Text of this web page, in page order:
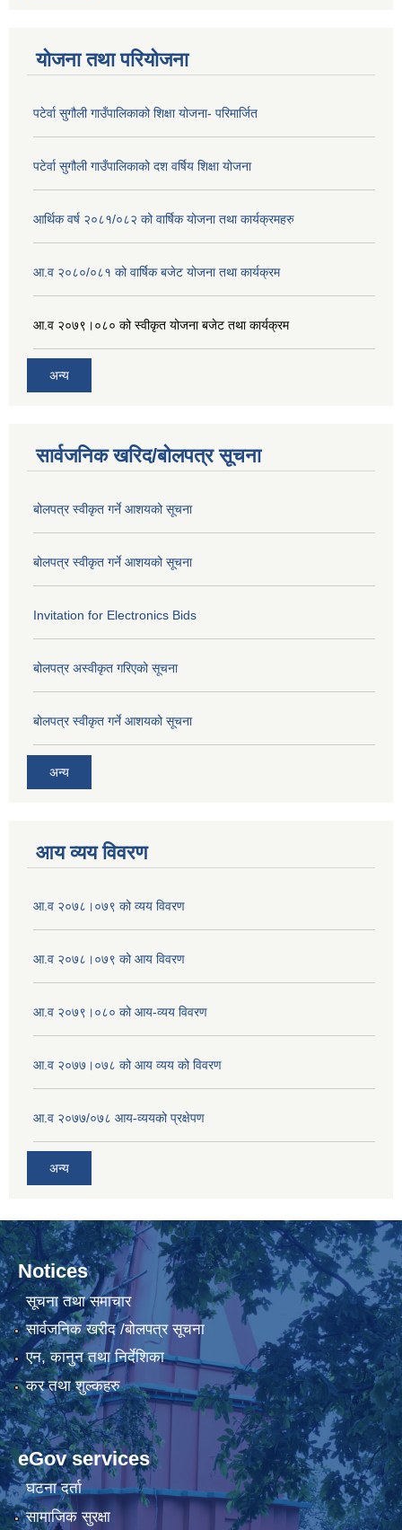
योजना तथा परियोजना
पटेर्वा सुगौली गाउँपालिकाको शिक्षा योजना- परिमार्जित
पटेर्वा सुगौली गाउँपालिकाको दश वर्षिय शिक्षा योजना
आर्थिक वर्ष २०८१/०८२ को वार्षिक योजना तथा कार्यक्रमहरु
आ.व २०८०/०८१ को वार्षिक बजेट योजना तथा कार्यक्रम
आ.व २०७९।०८० को स्वीकृत योजना बजेट तथा कार्यक्रम
अन्य
सार्वजनिक खरिद/बोलपत्र सूचना
बोलपत्र स्वीकृत गर्ने आशयको सूचना
बोलपत्र स्वीकृत गर्ने आशयको सूचना
Invitation for Electronics Bids
बोलपत्र अस्वीकृत गरिएको सूचना
बोलपत्र स्वीकृत गर्ने आशयको सूचना
अन्य
आय व्यय विवरण
आ.व २०७८।०७९ को व्यय विवरण
आ.व २०७८।०७९ को आय विवरण
आ.व २०७९।०८० को आय-व्यय विवरण
आ.व २०७७।०७८ को आय व्यय को विवरण
आ.व २०७७/०७८ आय-व्ययको प्रक्षेपण
अन्य
Notices
सूचना तथा समाचार
सार्वजनिक खरीद /बोलपत्र सूचना
एन, कानुन तथा निर्देशिका
कर तथा शुल्कहरु
eGov services
घटना दर्ता
सामाजिक सुरक्षा